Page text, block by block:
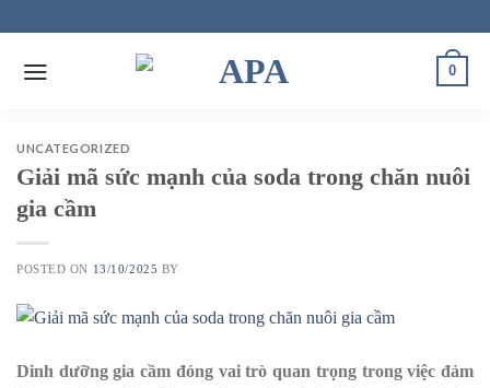
content
0
UNCATEGORIZED
Giải mã sức mạnh của soda trong chăn nuôi
gia cầm
POSTED ON 13/10/2025 BY
Dinh dưỡng gia cầm đóng vai trò quan trọng trong việc đảm